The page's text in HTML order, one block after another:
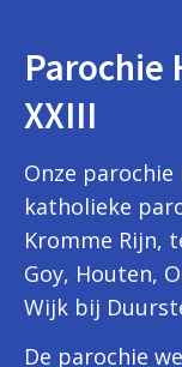
Parochie
XXIII
Onze
katholieke
Kromme Rijn,
Goy, Houten,
Wijk bij
De parochie